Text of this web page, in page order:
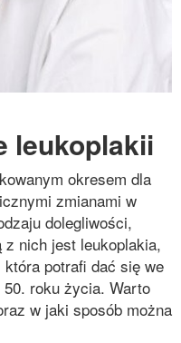
leukoplakii
okresem dla
zmianami w
dolegliwości,
nich jest leukoplakia,
potrafi dać się we
roku życia. Warto
w jaki sposób można